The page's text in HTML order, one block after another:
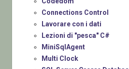
Connections Control
Lavorare con i dati
Lezioni di "pesca" C#
MiniSqlAgent
Multi Clock